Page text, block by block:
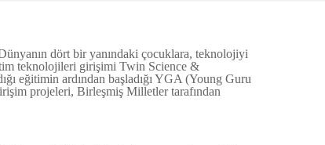
dört bir yanındaki çocuklara, teknolojiyi
teknolojileri girişimi Twin Science &
eğitimin ardından başladığı YGA (Young Guru
projeleri, Birleşmiş Milletler tarafından